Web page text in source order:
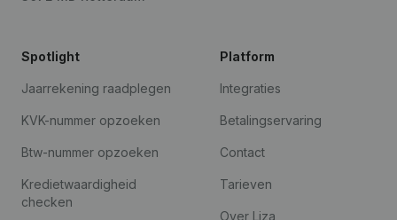
Spotlight
Jaarrekening raadplegen
KVK-nummer opzoeken
Btw-nummer opzoeken
Kredietwaardigheid
checken
Platform
Integraties
Betalingservaring
Contact
Tarieven
Over Liza